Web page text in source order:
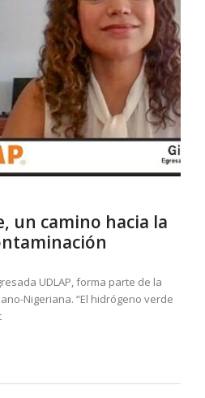
un camino hacia la
UDLAP, forma parte de la
Nigeriana. “El hidrógeno verde